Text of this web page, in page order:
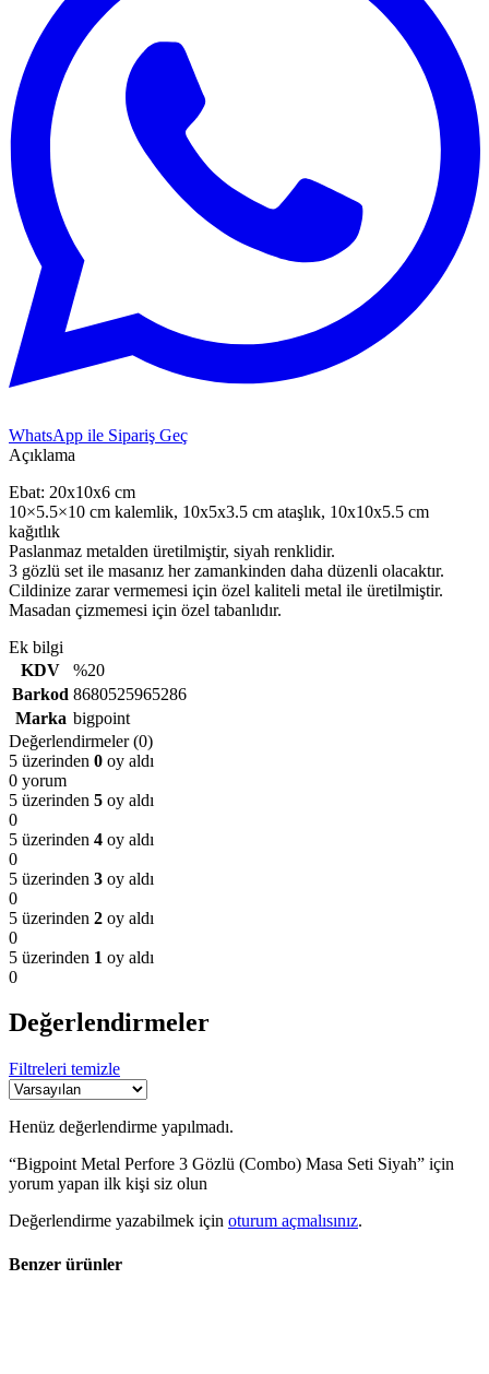
WhatsApp ile Sipariş Geç
Açıklama
Ebat: 20x10x6 cm
10×5.5×10 cm kalemlik, 10x5x3.5 cm ataşlık, 10x10x5.5 cm
kağıtlık
Paslanmaz metalden üretilmiştir, siyah renklidir.
3 gözlü set ile masanız her zamankinden daha düzenli olacaktır.
Cildinize zarar vermemesi için özel kaliteli metal ile üretilmiştir.
Masadan çizmemesi için özel tabanlıdır.
Ek bilgi
KDV
%20
Barkod 8680525965286
Marka bigpoint
Değerlendirmeler (0)
5 üzerinden 0 oy aldı
0 yorum
5 üzerinden 5 oy aldı
0
5 üzerinden 4 oy aldı
0
5 üzerinden 3 oy aldı
0
5 üzerinden 2 oy aldı
0
5 üzerinden 1 oy aldı
0
Değerlendirmeler
Filtreleri temizle
Henüz değerlendirme yapılmadı.
“Bigpoint Metal Perfore 3 Gözlü (Combo) Masa Seti Siyah” için
yorum yapan ilk kişi siz olun
Değerlendirme yazabilmek için oturum açmalısınız.
Benzer ürünler